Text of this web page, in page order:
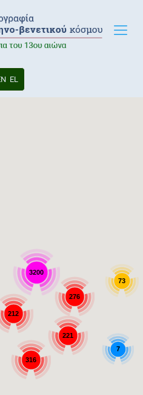
EL
221
3200
212
316
276
73
7